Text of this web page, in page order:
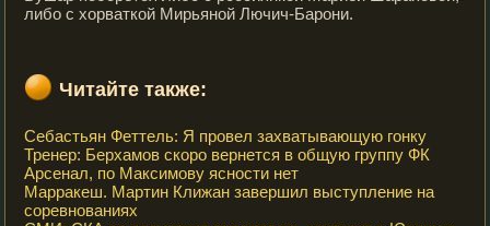
либо с хорваткой Мирьяной Лючич-Барони.
Читайте также:
Себастьян Феттель: Я провел захватывающую гонку
Тренер: Берхамов скоро вернется в общую группу ФК
Арсенал, по Максимову ясности нет
Марракеш. Мартин Клижан завершил выступление на
соревнованиях